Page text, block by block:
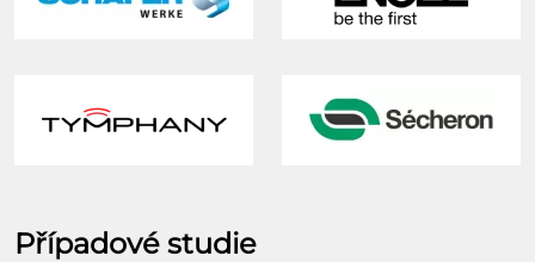
Případové studie